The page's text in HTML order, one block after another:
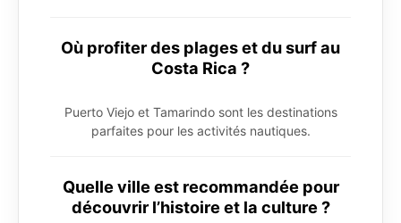
Où profiter des plages et du surf au
Costa Rica ?
Puerto Viejo et Tamarindo sont les destinations
parfaites pour les activités nautiques.
Quelle ville est recommandée pour
découvrir l’histoire et la culture ?